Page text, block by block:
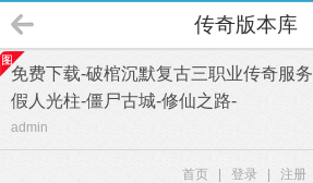
传奇版本库
免费下载-破棺沉默复古三职业传奇服
假人光柱-僵尸古城-修仙之路-
admin
首页 登录
注册